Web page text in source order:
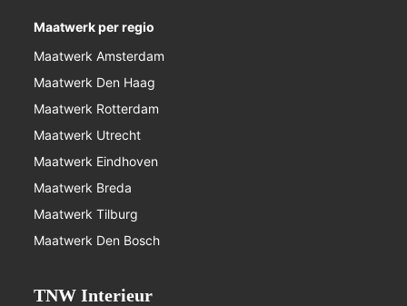
Maatwerk per regio
Maatwerk Amsterdam
Maatwerk Den Haag
Maatwerk Rotterdam
Maatwerk Utrecht
Maatwerk Eindhoven
Maatwerk Breda
Maatwerk Tilburg
Maatwerk Den Bosch
TNW Interieur